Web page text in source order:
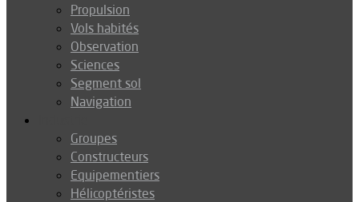
Propulsion
Vols habités
Observation
Sciences
Segment sol
Navigation
Groupes
Constructeurs
Equipementiers
Hélicoptéristes